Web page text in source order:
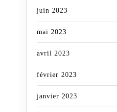
juin 2023
mai 2023
avril 2023
février 2023
janvier 2023